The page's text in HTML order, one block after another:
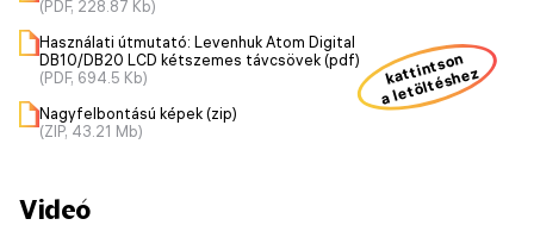
(PDF, 228.87 Kb)
Használati útmutató: Levenhuk Atom Digital
DB10/DB20 LCD kétszemes távcsövek (pdf)
(PDF, 694.5 Kb)
Nagyfelbontású képek (zip)
(ZIP, 43.21 Mb)
kattintson
a letöltéshez
Videó